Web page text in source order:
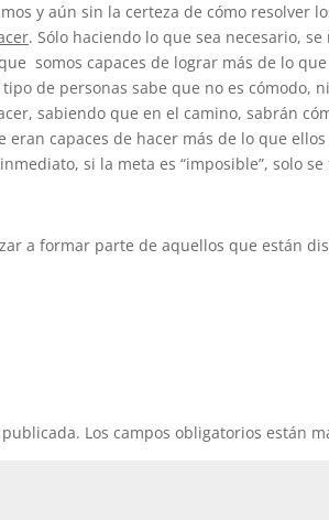
y aún sin la certeza de cómo resolver
. Sólo haciendo lo que sea necesario,
somos capaces de lograr más de lo
de personas sabe que no es cómodo,
sabiendo que en el camino, sabrán
capaces de hacer más de lo que
si la meta es “imposible”, solo
a formar parte de aquellos que están
Los campos obligatorios están